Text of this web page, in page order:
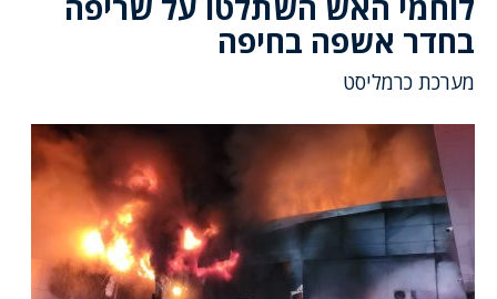
בחדר אשפה בחיפה
מערכת כרמליסט